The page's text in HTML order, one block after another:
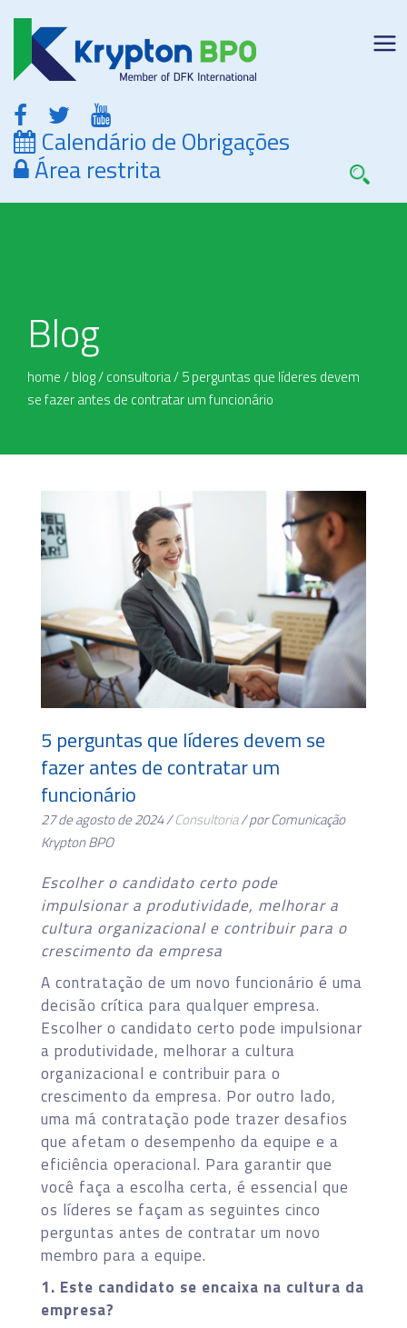
Calendário de Obrigações
Área restrita
Blog
home/blog/consultoria/5 perguntas que líderes devem
se fazer antes de contratar um funcionário
5 perguntas que líderes devem se
fazer antes de contratar um
funcionário
27 de agosto de 2024 /Consultoria/ por Comunicação
Krypton BPO
Escolher o candidato certo pode
impulsionar a produtividade, melhorar a
cultura organizacional e contribuir para o
crescimento da empresa
A contratação de um novo funcionário é uma
decisão crítica para qualquer empresa.
Escolher o candidato certo pode impulsionar
a produtividade, melhorar a cultura
organizacional e contribuir para o
crescimento da empresa. Por outro lado,
uma má contratação pode trazer desafios
que afetam o desempenho da equipe e a
eficiência operacional. Para garantir que
você faça a escolha certa, é essencial que
os líderes se façam as seguintes cinco
perguntas antes de contratar um novo
membro para a equipe.
1. Este candidato se encaixa na cultura da
empresa?